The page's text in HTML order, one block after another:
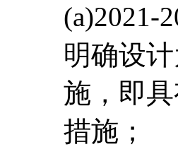
(a)2021-
明确设
施，即
措施；